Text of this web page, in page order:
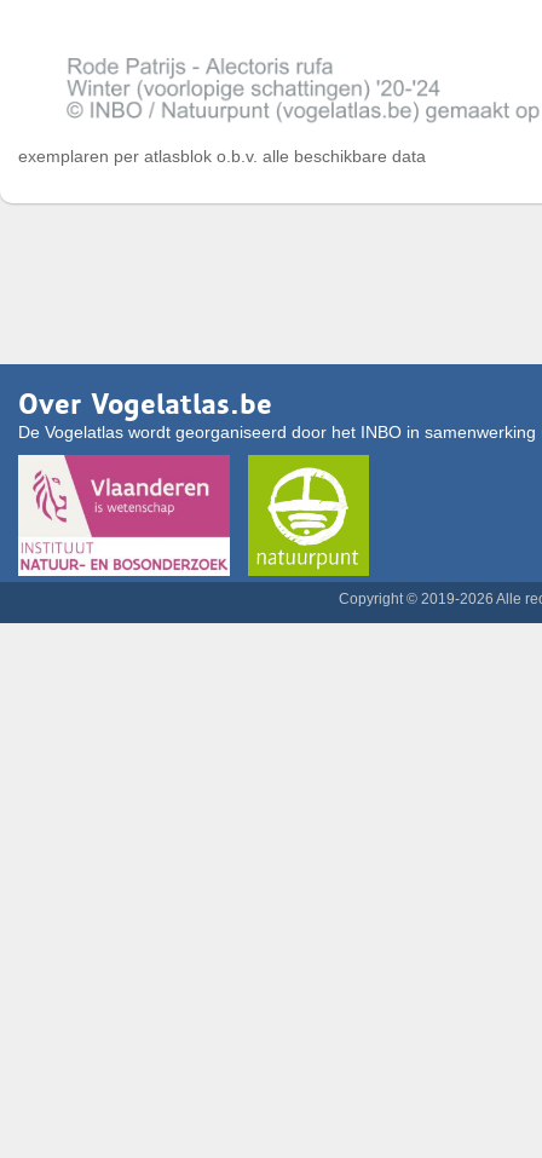
exemplaren per atlasblok o.b.v. alle beschikbare data
Over Vogelatlas.be
De Vogelatlas wordt georganiseerd door het INBO in
Copyright © 2019-2026 Alle